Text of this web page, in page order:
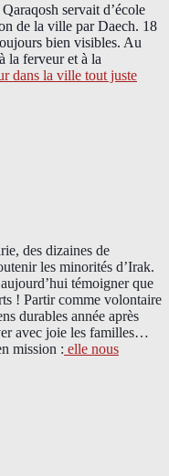
servait d’école
de la ville par Daech. 18
bien visibles. Au
la ferveur et à la
dans la ville tout juste
des dizaines de
les minorités d’Irak.
témoigner que
! Partir comme volontaire
durables année après
avec joie les familles…
mission : elle nous